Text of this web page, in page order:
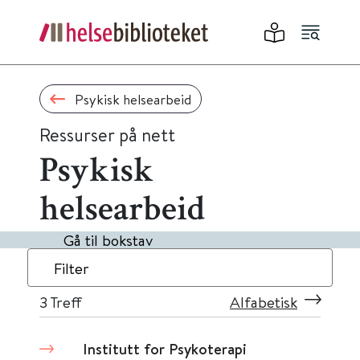
Psykisk helsearbeid
Ressurser på nett
Psykisk
helsearbeid
Gå til bokstav
Filter
3 Treff Alfabetisk
Institutt for Psykoterapi